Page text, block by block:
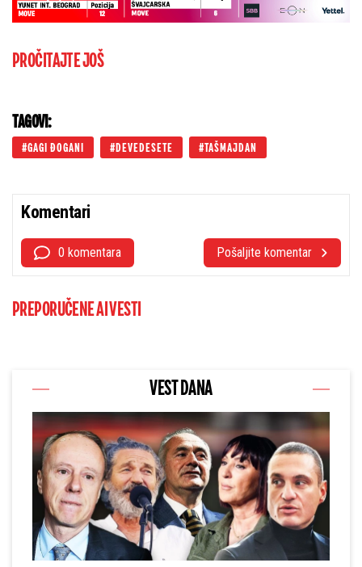
PROČITAJTE JOŠ
TAGOVI:
GAGI ĐOGANI DEVEDESETE TAŠMAJDAN
Komentari
0 komentara Pošaljite komentar
PREPORUČENE AI VESTI
VEST DANA